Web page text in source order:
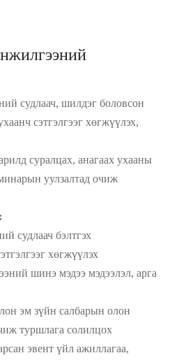
судлаач, шилдэг боловсон
сэтгэлгээг хөгжүүлэх,
суралцах, анагаах ухааны
уулзалтад очиж
судлаач бэлтгэх
хөгжүүлэх
шинэ мэдээ мэдээлэл, арга
зүйн салбарын олон
туршлага солилцох
эвент үйл ажиллагаа,